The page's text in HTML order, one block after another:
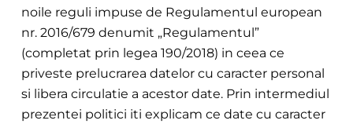
noile reguli impuse de Regulamentul european
nr. 2016/679 denumit „Regulamentul”
(completat prin legea 190/2018) in ceea ce
priveste prelucrarea datelor cu caracter personal
si libera circulatie a acestor date. Prin intermediul
prezentei politici iti explicam ce date cu caracter